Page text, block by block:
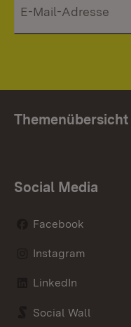
Themenübersicht
Social Media
Facebook
Instagram
LinkedIn
Social Wall